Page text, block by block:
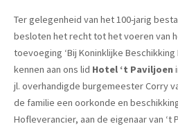
Ter gelegenheid van het 100-jarig
besloten het recht tot het voeren van
toevoeging ‘Bij Koninklijke
kennen aan ons lid Hotel ‘t Paviljoen
jl. overhandigde burgemeester Corry
de familie een oorkonde en
Hofleverancier, aan de eigenaar van ‘t